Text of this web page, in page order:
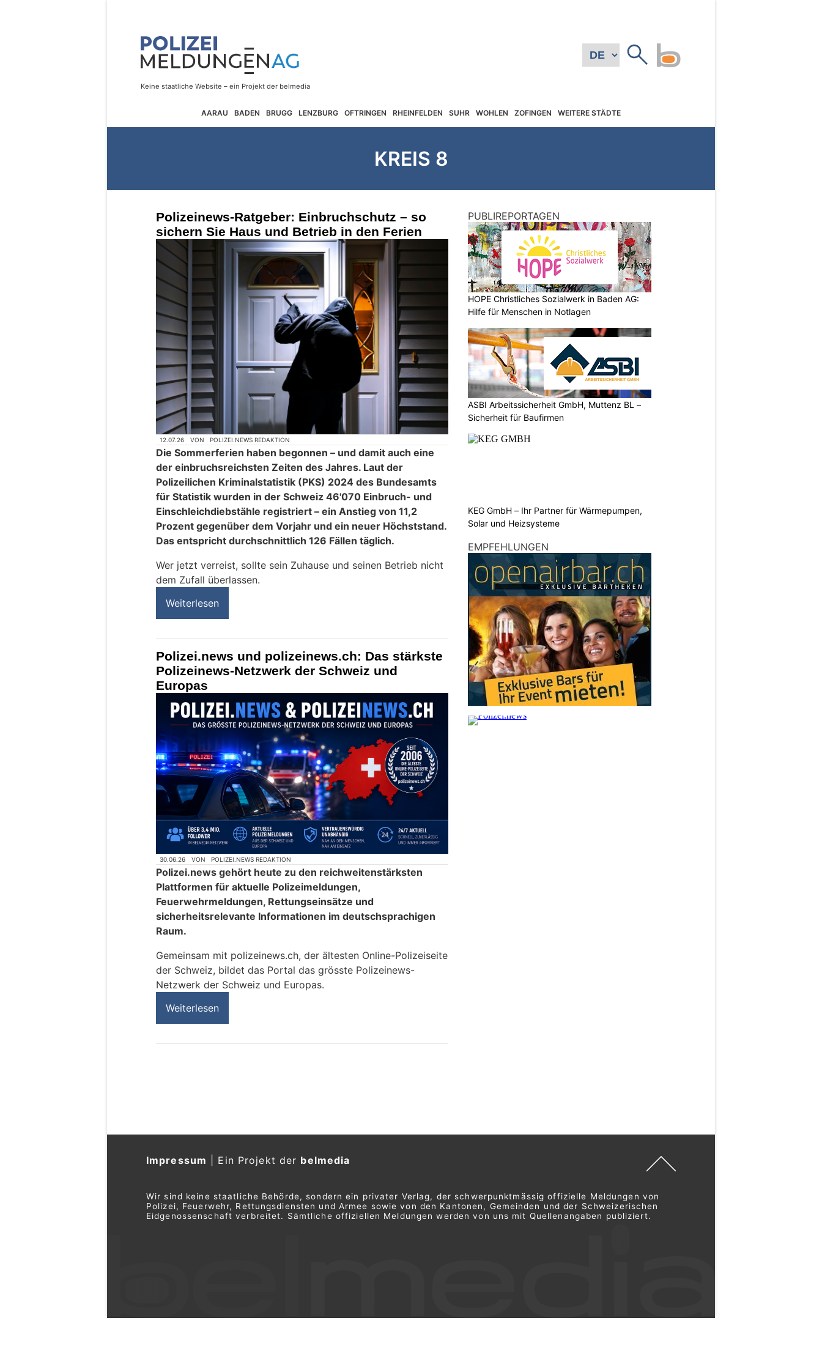
AARAU BADEN BRUGG LENZBURG OFTRINGEN RHEINFELDEN SUHR WOHLEN ZOFINGEN WEITERE STÄDTE
KREIS 8
Polizeinews-Ratgeber: Einbruchschutz – so
sichern Sie Haus und Betrieb in den Ferien
12.07.26 VON POLIZEI.NEWS REDAKTION
Die Sommerferien haben begonnen – und damit auch eine
der einbruchsreichsten Zeiten des Jahres. Laut der
Polizeilichen Kriminalstatistik (PKS) 2024 des Bundesamts
für Statistik wurden in der Schweiz 46'070 Einbruch- und
Einschleichdiebstähle registriert – ein Anstieg von 11,2
Prozent gegenüber dem Vorjahr und ein neuer Höchststand.
Das entspricht durchschnittlich 126 Fällen täglich.
Wer jetzt verreist, sollte sein Zuhause und seinen Betrieb nicht
dem Zufall überlassen.
Weiterlesen
Polizei.news und polizeinews.ch: Das stärkste
Polizeinews-Netzwerk der Schweiz und
Europas
30.06.26 VON POLIZEI.NEWS REDAKTION
Polizei.news gehört heute zu den reichweitenstärksten
Plattformen für aktuelle Polizeimeldungen,
Feuerwehrmeldungen, Rettungseinsätze und
sicherheitsrelevante Informationen im deutschsprachigen
Raum.
Gemeinsam mit polizeinews.ch, der ältesten Online-Polizeiseite
der Schweiz, bildet das Portal das grösste Polizeinews-
Netzwerk der Schweiz und Europas.
Weiterlesen
PUBLIREPORTAGEN
HOPE Christliches Sozialwerk in Baden AG:
Hilfe für Menschen in Notlagen
ASBI Arbeitssicherheit GmbH, Muttenz BL –
Sicherheit für Baufirmen
KEG GmbH – Ihr Partner für Wärmepumpen,
Solar und Heizsysteme
EMPFEHLUNGEN
Impressum Ein Projekt der belmedia
Wir sind keine staatliche Behörde, sondern ein privater Verlag, der schwerpunktmässig offizielle Meldungen von
Polizei, Feuerwehr, Rettungsdiensten und Armee sowie von den Kantonen, Gemeinden und der Schweizerischen
Eidgenossenschaft verbreitet. Sämtliche offiziellen Meldungen werden von uns mit Quellenangaben publiziert.